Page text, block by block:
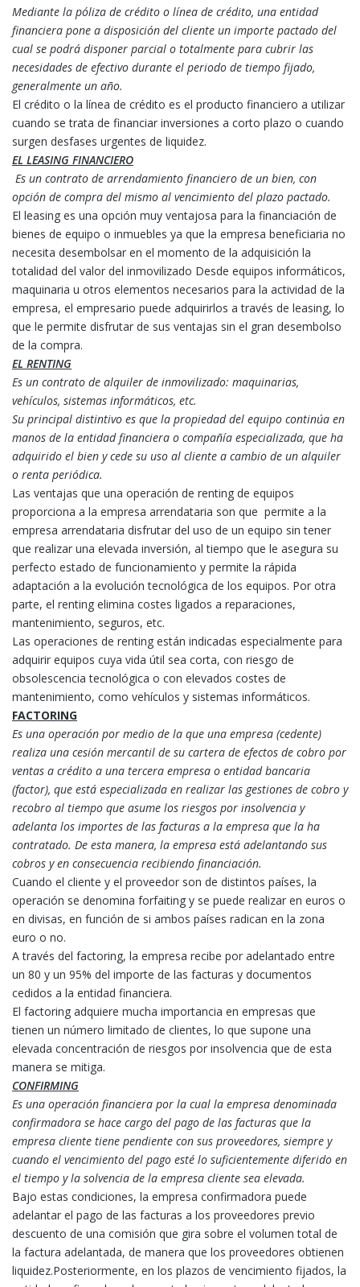
Mediante la póliza de crédito o línea de crédito, una entidad
financiera pone a disposición del cliente un importe pactado del
cual se podrá disponer parcial o totalmente para cubrir las
necesidades de efectivo durante el periodo de tiempo fijado,
generalmente un año.
El crédito o la línea de crédito es el producto financiero a utilizar
cuando se trata de financiar inversiones a corto plazo o cuando
surgen desfases urgentes de liquidez.
EL LEASING FINANCIERO
Es un contrato de arrendamiento financiero de un bien, con
opción de compra del mismo al vencimiento del plazo pactado.
El leasing es una opción muy ventajosa para la financiación de
bienes de equipo o inmuebles ya que la empresa beneficiaria no
necesita desembolsar en el momento de la adquisición la
totalidad del valor del inmovilizado Desde equipos informáticos,
maquinaria u otros elementos necesarios para la actividad de la
empresa, el empresario puede adquirirlos a través de leasing, lo
que le permite disfrutar de sus ventajas sin el gran desembolso
de la compra.
EL RENTING
Es un contrato de alquiler de inmovilizado: maquinarias,
vehículos, sistemas informáticos, etc.
Su principal distintivo es que la propiedad del equipo continúa en
manos de la entidad financiera o compañía especializada, que ha
adquirido el bien y cede su uso al cliente a cambio de un alquiler
o renta periódica.
Las ventajas que una operación de renting de equipos
proporciona a la empresa arrendataria son que permite a la
empresa arrendataria disfrutar del uso de un equipo sin tener
que realizar una elevada inversión, al tiempo que le asegura su
perfecto estado de funcionamiento y permite la rápida
adaptación a la evolución tecnológica de los equipos. Por otra
parte, el renting elimina costes ligados a reparaciones,
mantenimiento, seguros, etc.
Las operaciones de renting están indicadas especialmente para
adquirir equipos cuya vida útil sea corta, con riesgo de
obsolescencia tecnológica o con elevados costes de
mantenimiento, como vehículos y sistemas informáticos.
FACTORING
Es una operación por medio de la que una empresa (cedente)
realiza una cesión mercantil de su cartera de efectos de cobro por
ventas a crédito a una tercera empresa o entidad bancaria
(factor), que está especializada en realizar las gestiones de cobro y
recobro al tiempo que asume los riesgos por insolvencia y
adelanta los importes de las facturas a la empresa que la ha
contratado. De esta manera, la empresa está adelantando sus
cobros y en consecuencia recibiendo financiación.
Cuando el cliente y el proveedor son de distintos países, la
operación se denomina forfaiting y se puede realizar en euros o
en divisas, en función de si ambos países radican en la zona
euro o no.
A través del factoring, la empresa recibe por adelantado entre
un 80 y un 95% del importe de las facturas y documentos
cedidos a la entidad financiera.
El factoring adquiere mucha importancia en empresas que
tienen un número limitado de clientes, lo que supone una
elevada concentración de riesgos por insolvencia que de esta
manera se mitiga.
CONFIRMING
Es una operación financiera por la cual la empresa denominada
confirmadora se hace cargo del pago de las facturas que la
empresa cliente tiene pendiente con sus proveedores, siempre y
cuando el vencimiento del pago esté lo suficientemente diferido en
el tiempo y la solvencia de la empresa cliente sea elevada.
Bajo estas condiciones, la empresa confirmadora puede
adelantar el pago de las facturas a los proveedores previo
descuento de una comisión que gira sobre el volumen total de
la factura adelantada, de manera que los proveedores obtienen
liquidez.Posteriormente, en los plazos de vencimiento fijados, la